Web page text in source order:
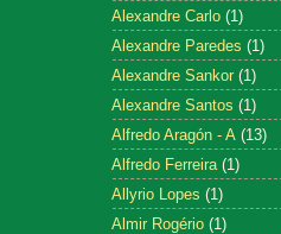
Alexandre Carlo (1)
Alexandre Paredes (1)
Alexandre Sankor (1)
Alexandre Santos (1)
Alfredo Aragón - A (13)
Alfredo Ferreira (1)
Allyrio Lopes (1)
Almir Rogério (1)